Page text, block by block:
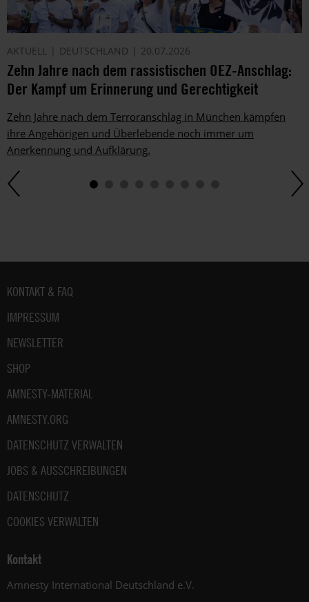
AKTUELL DEUTSCHLAND 20.07.2026
Zehn Jahre nach dem rassistischen OEZ-Anschlag:
Der Kampf um Erinnerung und Gerechtigkeit
Zehn Jahre nach dem Terroranschlag in München kämpfen
ihre Angehörigen und Überlebende noch immer um
Anerkennung und Aufklärung.
Fußbereich
KONTAKT & FAQ
IMPRESSUM
NEWSLETTER
SHOP
AMNESTY-MATERIAL
AMNESTY.ORG
DATENSCHUTZ VERWALTEN
JOBS & AUSSCHREIBUNGEN
DATENSCHUTZ
COOKIES VERWALTEN
Kontakt
Amnesty International Deutschland e.V.